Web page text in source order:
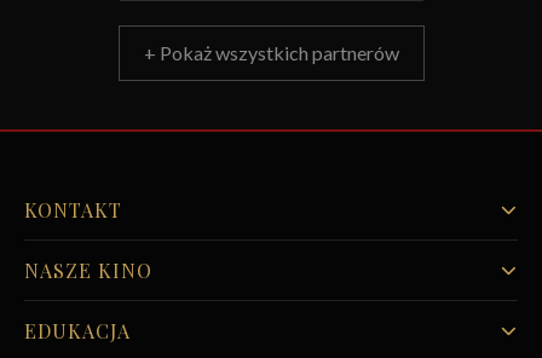
+ Pokaż wszystkich partnerów
KONTAKT
NASZE KINO
EDUKACJA